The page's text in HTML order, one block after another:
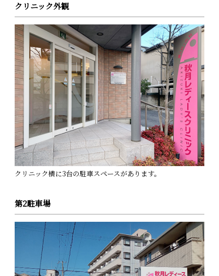
クリニック外観
クリニック横に3台の駐車スペースがあります。
第2駐車場